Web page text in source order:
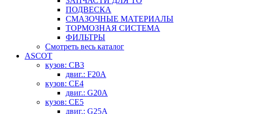
ПОДВЕСКА
СМАЗОЧНЫЕ МАТЕРИАЛЫ
ТОРМОЗНАЯ СИСТЕМА
ФИЛЬТРЫ
Смотреть весь каталог
ASCOT
кузов: CB3
двиг.: F20A
кузов: CE4
двиг.: G20A
кузов: CE5
двиг.: G25A